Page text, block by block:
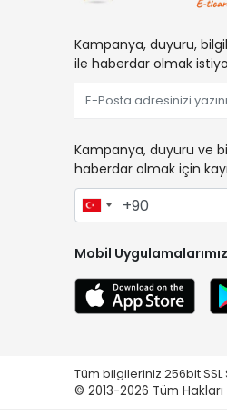
Kampanya, duyuru,
ile haberdar olmak
Kampanya, duyuru ve
haberdar olmak için
Mobil Uygulamalarımız
Tüm bilgileriniz 256bit
© 2013-2026 Tüm Hakları